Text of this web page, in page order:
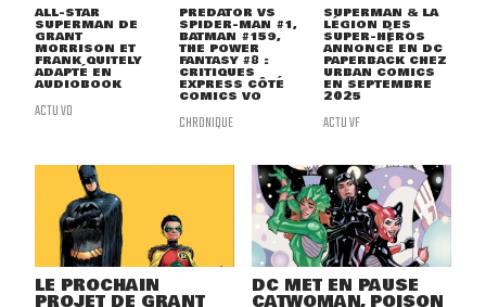
ALL-STAR
SUPERMAN DE
GRANT
MORRISON ET
FRANK QUITELY
ADAPTÉ EN
AUDIOBOOK
ACTU VO
PREDATOR VS
SPIDER-MAN #1,
BATMAN #159,
THE POWER
FANTASY #8 :
CRITIQUES
EXPRESS CÔTÉ
COMICS VO
CHRONIQUE
SUPERMAN & LA
LÉGION DES
SUPER-HÉROS
ANNONCÉ EN DC
PAPERBACK CHEZ
URBAN COMICS
EN SEPTEMBRE
2025
ACTU VF
LE PROCHAIN DC MET EN PAUSE